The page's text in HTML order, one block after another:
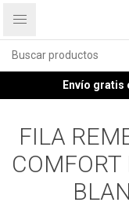
Envío gratis
FILA